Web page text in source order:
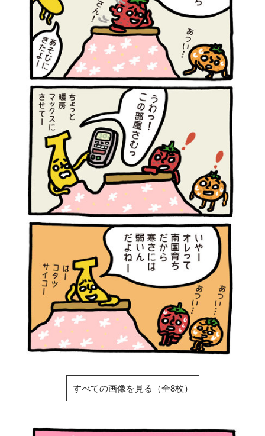
すべての画像を見る（全8枚）